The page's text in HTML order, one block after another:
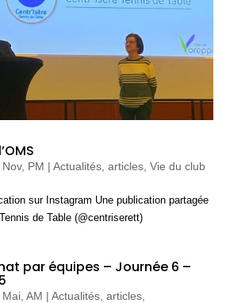
PM | Actualités, articles, Vie du club
sur Instagram Une publication partagée
de Table (@centriserett)
par équipes – Journée 6 –
AM | Actualités, articles,